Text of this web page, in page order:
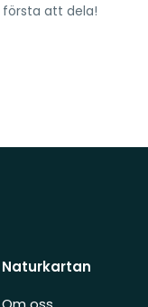
första att dela!
Naturkartan